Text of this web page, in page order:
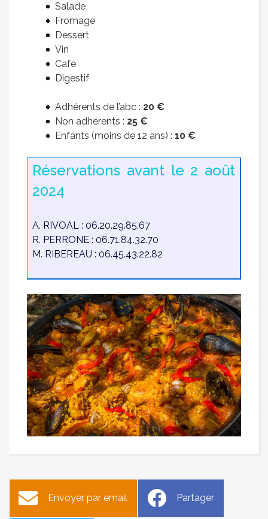
Salade
Fromage
Dessert
Vin
Café
Digestif
Adhérents de l’abc : 20 €
Non adhérents : 25 €
Enfants (moins de 12 ans) :10 €
Réservations avant le 2 août
2024
A. RIVOAL : 06.20.29.85.67
R. PERRONE : 06.71.84.32.70
M. RIBEREAU : 06.45.43.22.82
Envoyer par email Partager